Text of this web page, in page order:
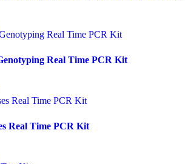
Real Time PCR Kit
Real Time PCR Kit